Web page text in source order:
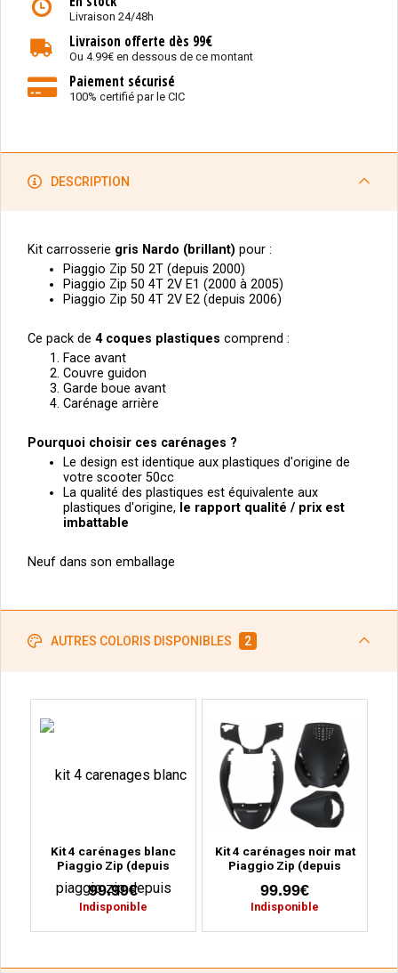
Livraison 24/48h
Livraison offerte dès 99€
Ou 4.99€ en dessous de ce montant
Paiement sécurisé
100% certifié par le CIC
DESCRIPTION
Kit carrosserie gris Nardo (brillant) pour :
Piaggio Zip 50 2T (depuis 2000)
Piaggio Zip 50 4T 2V E1 (2000 à 2005)
Piaggio Zip 50 4T 2V E2 (depuis 2006)
Ce pack de 4coques plastiques comprend :
Face avant
Couvre guidon
Garde boue avant
Carénage arrière
Pourquoi choisir ces carénages ?
Le design est identique aux plastiques d'origine de
votre scooter 50cc
La qualité des plastiques est équivalente aux
plastiques d'origine, le rapport qualité / prix est
imbattable
Neuf dans son emballage
AUTRES COLORIS DISPONIBLES 2
Kit 4 carénages blanc
Piaggio Zip (depuis
2000)
99.99€
Indisponible
Kit 4 carénages noir mat
Piaggio Zip (depuis
99.99€
Indisponible